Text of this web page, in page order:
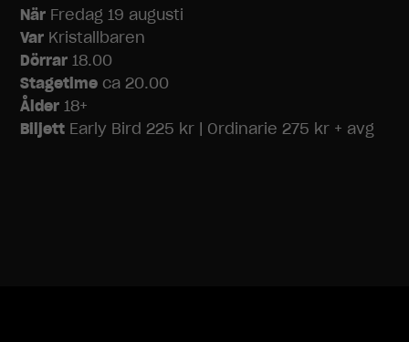
När Fredag 19 augusti
Var Kristallbaren
Dörrar 18.00
Stagetime ca 20.00
Ålder 18+
Biljett Early Bird 225 kr | Ordinarie 275 kr + avg